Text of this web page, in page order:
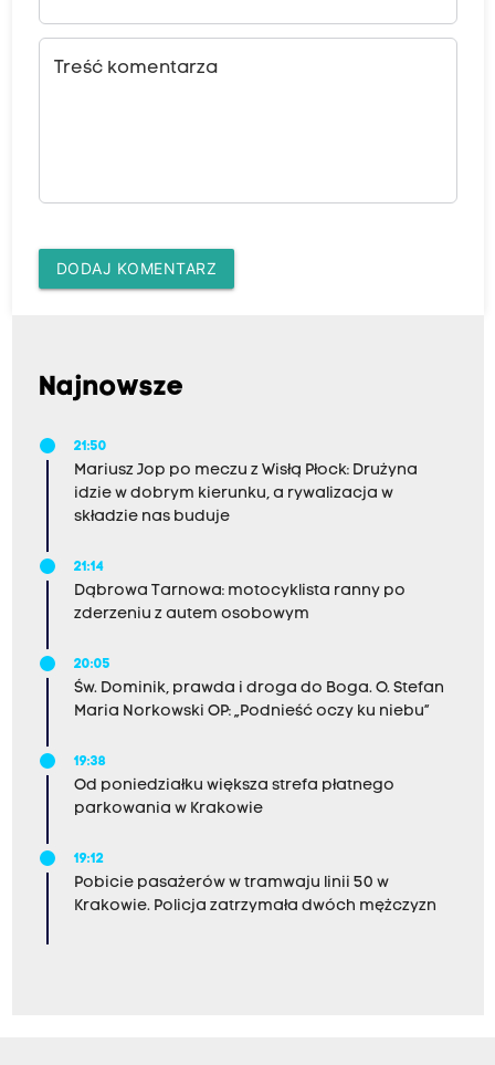
Treść komentarza
DODAJ KOMENTARZ
Najnowsze
21:50
Mariusz Jop po meczu z Wisłą Płock: Drużyna
idzie w dobrym kierunku, a rywalizacja w
składzie nas buduje
21:14
Dąbrowa Tarnowa: motocyklista ranny po
zderzeniu z autem osobowym
20:05
Św. Dominik, prawda i droga do Boga. O. Stefan
Maria Norkowski OP: „Podnieść oczy ku niebu”
19:38
Od poniedziałku większa strefa płatnego
parkowania w Krakowie
19:12
Pobicie pasażerów w tramwaju linii 50 w
Krakowie. Policja zatrzymała dwóch mężczyzn